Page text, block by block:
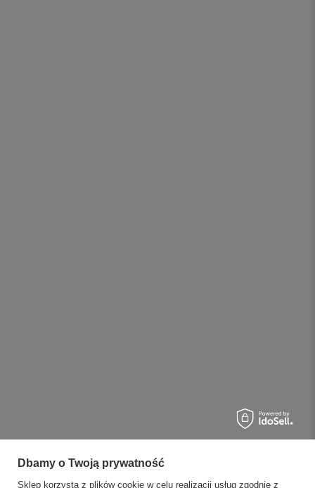
Dbamy o Twoją prywatność
Sklep korzysta z plików cookie w celu realizacji usług zgodnie z